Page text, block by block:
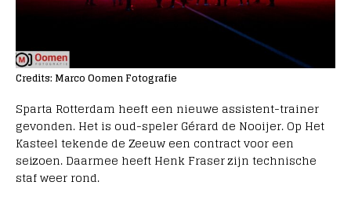
Credits: Marco Oomen Fotografie
Sparta Rotterdam heeft een nieuwe assistent-trainer
gevonden. Het is oud-speler Gérard de Nooijer. Op Het
Kasteel tekende de Zeeuw een contract voor een
seizoen. Daarmee heeft Henk Fraser zijn technische
staf weer rond.